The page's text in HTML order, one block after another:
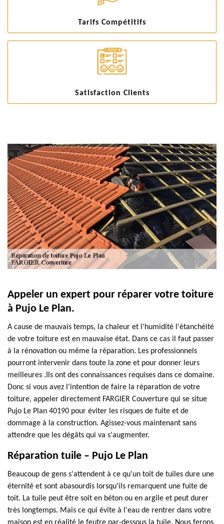
Tarifs Compétitifs
Satisfaction Clients
Appeler un expert pour réparer votre toiture
à Pujo Le Plan.
A cause de mauvais temps, la chaleur et l'humidité l'étanchéité
de votre toiture est en mauvaise état. Dans ce cas il faut passer
à la rénovation ou même la réparation. Les professionnels
pourront intervenir dans toute la zone et pour donner leurs
meilleures .Ils ont des connaissances requises dans ce domaine.
Donc si vous avez l'intention de faire la réparation de votre
toiture, appeler directement FARGIER Couverture qui se situe
Pujo Le Plan 40190 pour éviter les risques de fuite et de
dommage à la construction. Agissez-vous maintenant sans
attendre que les dégâts qui va s'augmenter.
Réparation tuile – Pujo Le Plan
Beaucoup de gens s'attendent à ce qu'un toit de tuiles dure une
éternité et sont abasourdis lorsqu'ils remarquent une fuite de
toit. La tuile peut être soit en béton ou en argile et peut durer
très longtemps. Mais ce qui évite à l'eau de rentrer dans votre